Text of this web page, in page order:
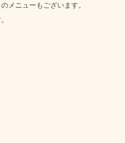
メニューもございます。
。